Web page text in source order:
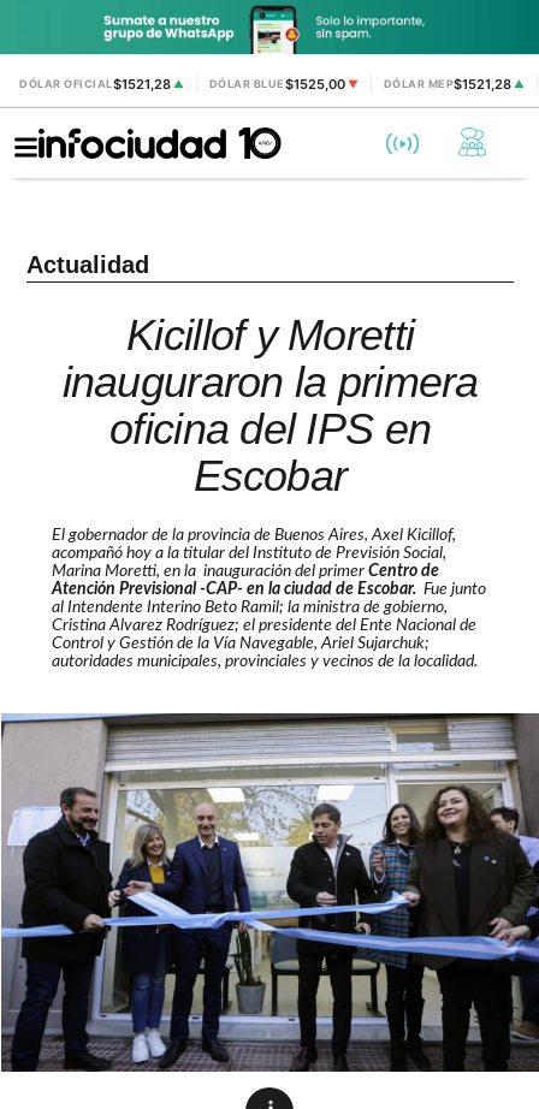
DÓLAR OFICIAL$1521,28 ▲ DÓLAR BLUE$1525,00 ▼ DÓLAR MEP$1521,28▲
Actualidad
Kicillof y Moretti
inauguraron la primera
oficina del IPS en
Escobar
El gobernador de la provincia de Buenos Aires, Axel Kicillof,
acompañó hoy a la titular del Instituto de Previsión Social,
Marina Moretti, en la inauguración del primerCentro de
Atención Previsional -CAP- en la ciudad de Escobar. Fue junto
al Intendente Interino Beto Ramil; la ministra de gobierno,
Cristina Alvarez Rodríguez; el presidente del Ente Nacional de
Control y Gestión de la Vía Navegable, Ariel Sujarchuk;
autoridades municipales, provinciales y vecinos de la localidad.